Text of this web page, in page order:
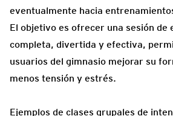
eventualmente hacia
El objetivo es ofrecer una sesión de
completa, divertida y efectiva,
usuarios del gimnasio mejorar su
menos tensión y estrés.
Ejemplos de clases grupales de